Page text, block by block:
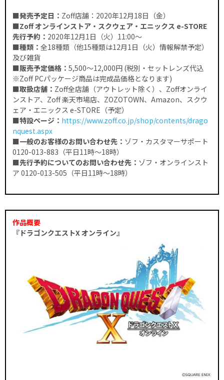
■発売予定日： Zoff店舗：2020年12月18日（金）
■Zoff オンラインストア・スクウェア・エニックス e-STORE
先行予約： 2020年12月1日（火）11:00～
■種類： 全18種類（他15種類は12月1日（火）情報解禁予定）
及び雑貨
■販売予定価格： 5,500～12,000円 (税別・セットレンズ代込
※Zoff PCパッケージ商品は完成品価格となります)
■取扱店舗： Zoff全店舗（アウトレット除く）、Zoffオンライ
ンストア、Zoff 楽天市場店、ZOZOTOWN、Amazon、スクウ
ェア・エニックス e-STORE（予定）
■特設ページ： https://www.zoff.co.jp/shop/contents/drago
nquest.aspx
■一般のお客様のお問い合わせ先： ゾフ・カスタマーサポート
0120-013-883（平日11時〜18時）
■先行予約についてのお問い合わせ先： ゾフ・オンラインスト
ア 0120-013-505（平日11時〜18時）
作品概要
『ドラゴンクエストX オンライン』